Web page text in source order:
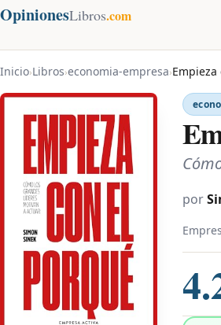
OpinionesLibros.com
Inicio›Libros›economia-empresa›
por